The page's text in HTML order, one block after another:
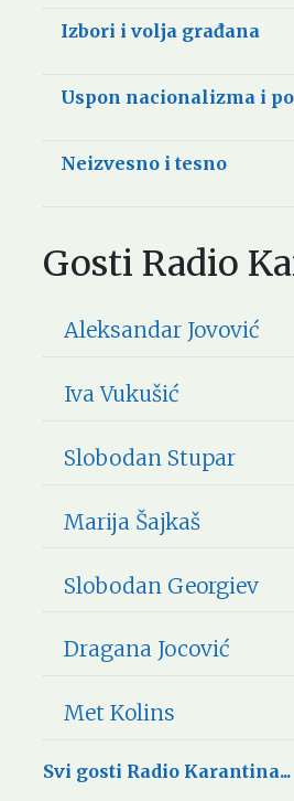
Izbori i volja građana
Uspon nacionalizma i
Neizvesno i tesno
Gosti Radio
Aleksandar Jovović
Iva Vukušić
Slobodan Stupar
Marija Šajkaš
Slobodan Georgiev
Dragana Jocović
Met Kolins
Svi gosti Radio Karantina...